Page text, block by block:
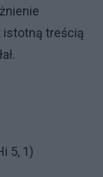
istotną treścią
5, 1)